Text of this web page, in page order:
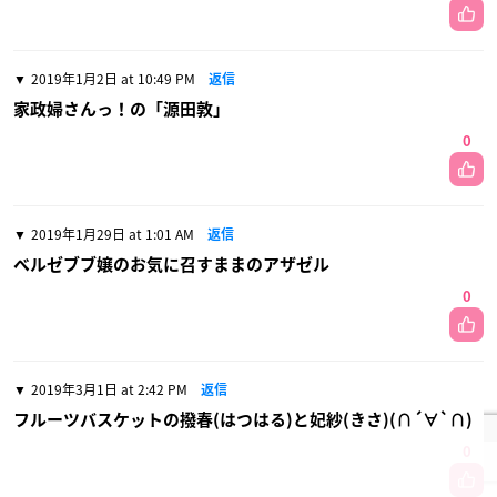
2019年1月2日 at 10:49 PM 返信
家政婦さんっ！の「源田敦」
0
2019年1月29日 at 1:01 AM 返信
ベルゼブブ嬢のお気に召すままのアザゼル
0
2019年3月1日 at 2:42 PM 返信
フルーツバスケットの撥春(はつはる)と妃紗(きさ)(∩´∀`∩)